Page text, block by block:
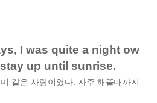
I was quite a night ow
up until sunrise.
같은 사람이였다. 자주 해뜰때까지